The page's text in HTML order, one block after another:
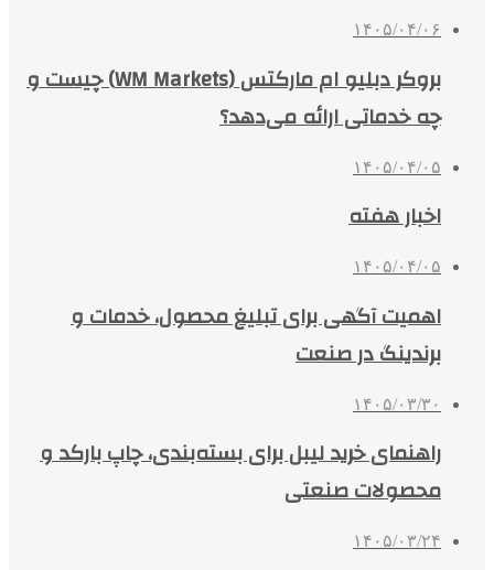
۱۴۰۵/۰۴/۰۶
بروکر دبلیو ام مارکتس (WM Markets) چیست و
چه خدماتی ارائه می‌دهد؟
۱۴۰۵/۰۴/۰۵
اخبار هفته
۱۴۰۵/۰۴/۰۵
اهمیت آگهی برای تبلیغ محصول، خدمات و
برندینگ در صنعت
۱۴۰۵/۰۳/۳۰
راهنمای خرید لیبل برای بسته‌بندی، چاپ بارکد و
محصولات صنعتی
۱۴۰۵/۰۳/۲۴